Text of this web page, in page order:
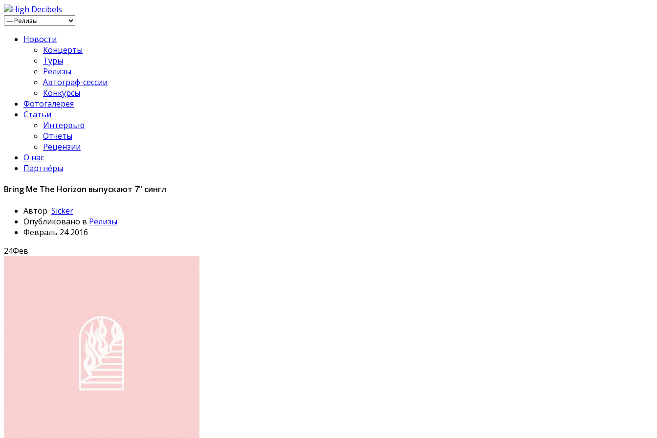
Новости
Концерты
Туры
Релизы
Автограф-сессии
Конкурсы
Фотогалерея
Статьи
Интервью
Отчеты
Рецензии
О нас
Партнёры
Bring Me The Horizon выпускают 7" сингл
Автор Sicker
Опубликовано в Релизы
Февраль 24 2016
24Фев